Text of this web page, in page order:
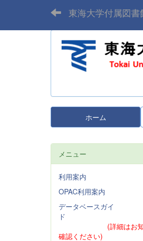
東海大学付属図書
ホーム
メニュー
利用案内
OPAC利用案内
データベースガイ
ド
(詳細はお
確認ください)